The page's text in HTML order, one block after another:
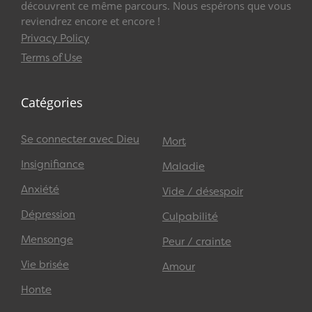
découvrent ce même parcours. Nous espérons que vous
reviendrez encore et encore !
Privacy Policy
Terms of Use
Catégories
Se connecter avec Dieu
Insignifiance
Anxiété
Dépression
Mensonge
Vie brisée
Honte
Mort
Maladie
Vide / désespoir
Culpabilité
Peur / crainte
Amour